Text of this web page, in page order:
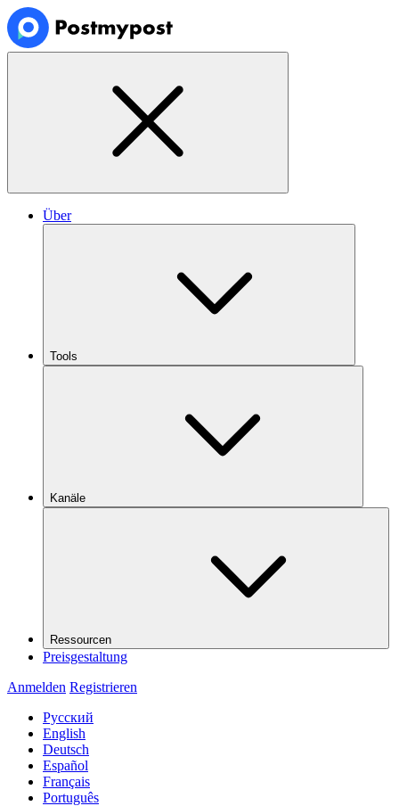
Über
Tools
Kanäle
Ressourcen
Preisgestaltung
Anmelden Registrieren
Русский
English
Deutsch
Español
Français
Português